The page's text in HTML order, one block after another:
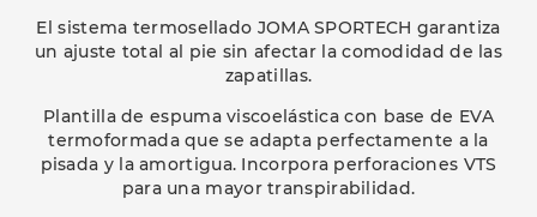
El sistema termosellado JOMA SPORTECH garantiza
un ajuste total al pie sin afectar la comodidad de las
zapatillas.
Plantilla de espuma viscoelástica con base de EVA
termoformada que se adapta perfectamente a la
pisada y la amortigua. Incorpora perforaciones VTS
para una mayor transpirabilidad.